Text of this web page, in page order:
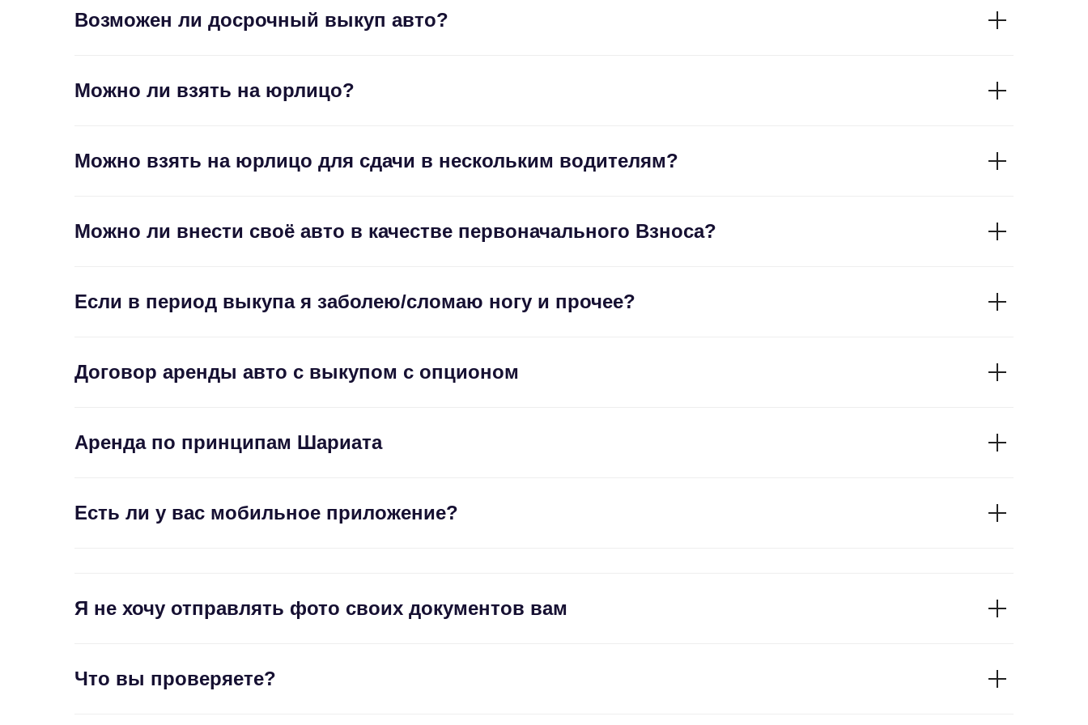
Возможен ли досрочный выкуп авто?
Можно ли взять на юрлицо?
Можно взять на юрлицо для сдачи в нескольким водителям?
Можно ли внести своё авто в качестве первоначального Взноса?
Если в период выкупа я заболею/сломаю ногу и прочее?
Договор аренды авто с выкупом с опционом
Аренда по принципам Шариата
Есть ли у вас мобильное приложение?
Я не хочу отправлять фото своих документов вам
Что вы проверяете?